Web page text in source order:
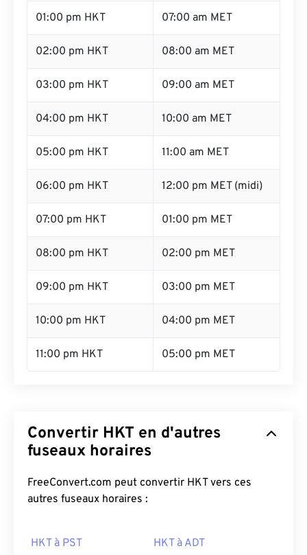
01:00 pm HKT 07:00 am MET
02:00 pm HKT 08:00 am MET
03:00 pm HKT 09:00 am MET
04:00 pm HKT 10:00 am MET
05:00 pm HKT 11:00 am MET
06:00 pm HKT 12:00 pm MET (midi)
07:00 pm HKT 01:00 pm MET
08:00 pm HKT 02:00 pm MET
09:00 pm HKT 03:00 pm MET
10:00 pm HKT 04:00 pm MET
11:00 pm HKT 05:00 pm MET
Convertir HKT en d'autres
fuseaux horaires
FreeConvert.com peut convertir HKT vers ces
autres fuseaux horaires :
HKT à PST HKT à ADT